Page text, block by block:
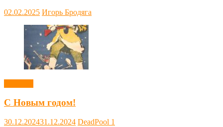
02.02.2025 Игорь Бродяга
С Новым годом!
30.12.202431.12.2024 DeadPool 1